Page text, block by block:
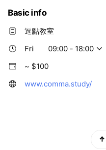
Basic info
逗點教室
Fri
09:00 - 18:00
~ $100
www.comma.study/